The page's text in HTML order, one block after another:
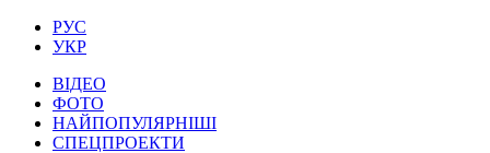
РУС
УКР
ВІДЕО
ФОТО
НАЙПОПУЛЯРНІШІ
СПЕЦПРОЕКТИ